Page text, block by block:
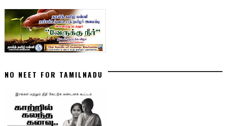
NO NEET FOR TAMILNADU